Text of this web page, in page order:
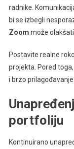
radnike.
bi se izbegli
Zoom može
Postavite realne
projekta. Pored
i brzo
portfoliju
Kontinuirano